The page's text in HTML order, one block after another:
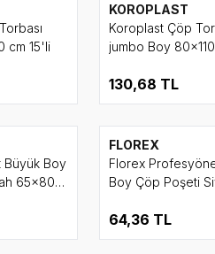
cm 15'li
KOROPLAST
Koroplast Çöp
jumbo Boy
130,68 TL
Büyük Boy
65x80
FLOREX
Florex
Boy Çöp Poşeti
Rulo
64,36 TL